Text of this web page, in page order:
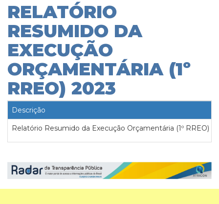
RELATÓRIO
RESUMIDO DA
EXECUÇÃO
ORÇAMENTÁRIA (1º
RREO) 2023
Descrição
Relatório Resumido da Execução Orçamentária (1º RREO)